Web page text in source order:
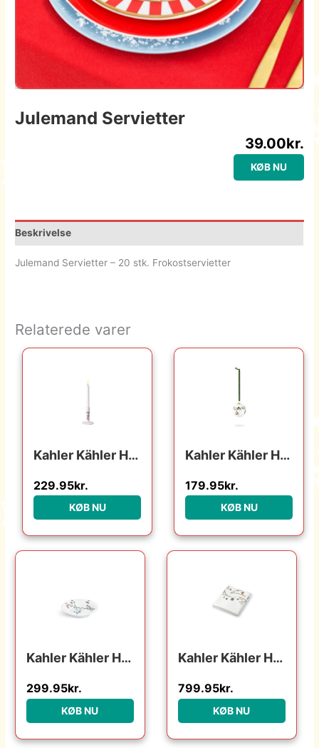
Julemand Servietter
39.00kr.
KØB NU
Beskrivelse
Julemand Servietter – 20 stk. Frokostservietter
Relaterede varer
Kahler Kähler Hammershøi Christmas lysestage – h 12 cm : Erling Christensen Møbler : Erling Christensen Møbler
229.95kr.
KØB NU
Kahler Kähler Hammershøi Christmas kugle 2020 : Erling Christensen Møbler : Erling Christensen Møbler
179.95kr.
KØB NU
Kahler Kähler Hammershøi Christmas – Dyb Tallerken – Ø21 cm. : Erling Christensen Møbler : Erling Christensen Møbler
299.95kr.
KØB NU
Kahler Kähler Hammershøi Christmas – Juledug : Erling Christensen Møbler : Erling Christensen Møbler
799.95kr.
KØB NU